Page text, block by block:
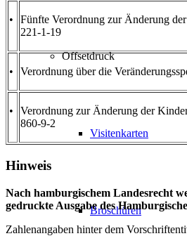
Offsetdruck
Visitenkarten
Broschüren
•
Fünfte Verordnung zur Änderung
221-1-19
• Verordnung über die
•
Verordnung zur Änderung der
860-9-2
Hinweis
Nach hamburgischem Landesrecht
gedruckte Ausgabe des
Zahlenangaben hinter dem